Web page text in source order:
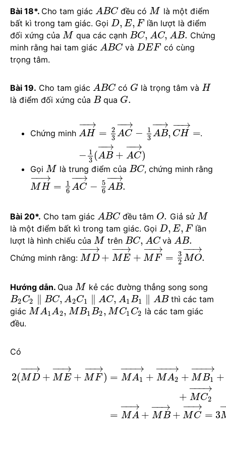
Bài 18*. Cho tam giác ABCđều có M là một điểm
bất kì trong tam giác. Gọi D, E, Flần lượt là điểm
đối xứng của M qua các cạnh BC, AC, AB. Chứng
minh rằng hai tam giác ABCvà DEF có cùng
trọng tâm.
Bài 19. Cho tam giác ABCcó G là trọng tâm và H
là điểm đối xứng của Bqua G.
Chứng minh AH
−→
−
= 2
3 AC
−→
−
−
1
3 AB
−→
−
, CH
−→
−
=
− 1
3 (AB
−→
−
+ AC
−→
−
)
.
Gọi M là trung điểm củaBC, chứng minh rằng
MH
− →
−
=
1
6 AC
−→
−
− 5
6 AB
−→
−
.
Bài 20*. Cho tam giác A BCđều tâm O. Giả sử M
là một điểm bất kì trong tam giác. Gọi D, E, Flần
lượt là hình chiếu của M trên BC, ACvà A B.
Chứng minh rằng: MD
−→
−
+ ME
−→
−
+ MF
−→
−
= 3
2 MO
−→
−
.
Hướng dẫn. Qua M kẻ các đường thẳng song song
B2C2 BC, A2C1 AC, A1B1 ABthì các tam
giác MA1A2, MB1B2, M C1 C2 là các tam giác
đều.
Có
2(MD
−→
−
+ ME
−→
−
+ MF
−→
−
) = MA1
− →
−−
+ MA2
− →
−−
+ MB1
− →
−−
+
+ MC2
− →
−−
= MA
−→
−
+ MB
−→
−
+ M C
−→
−
= 3